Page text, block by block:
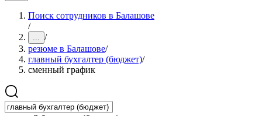
Поиск сотрудников в Балашове
/
... /
резюме в Балашове/
главный бухгалтер (бюджет)/
сменный график